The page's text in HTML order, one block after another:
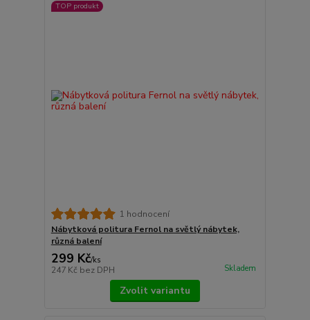
TOP produkt
1 hodnocení
Nábytková politura Fernol na světlý nábytek,
různá balení
299 Kč/ks
247 Kč bez DPH Skladem
Zvolit variantu